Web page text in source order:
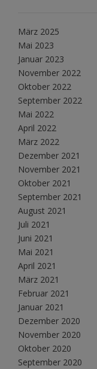
März 2025
Mai 2023
Januar 2023
November 2022
Oktober 2022
September 2022
Mai 2022
April 2022
März 2022
Dezember 2021
November 2021
Oktober 2021
September 2021
August 2021
Juli 2021
Juni 2021
Mai 2021
April 2021
März 2021
Februar 2021
Januar 2021
Dezember 2020
November 2020
Oktober 2020
September 2020